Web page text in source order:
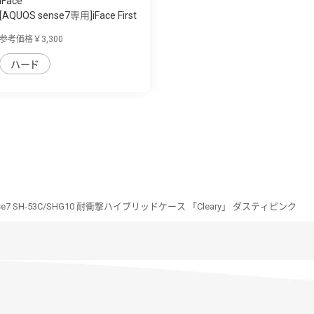
[AQUOS sense7専用]iFace First
参考価格￥3,300
ハード
SH-53C/SHG10 耐衝撃ハイブリッドケース 「Cleary」 ダスティピンク